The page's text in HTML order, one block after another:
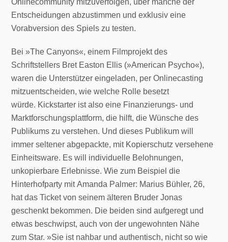
Entscheidungen abzustimmen und exklusiv eine
Vorabversion des Spiels zu testen.
Bei »The Canyons«, einem Filmprojekt des
Schriftstellers Bret Easton Ellis (»American Psycho«),
waren die Unterstützer eingeladen, per Onlinecasting
mitzuentscheiden, wie welche Rolle besetzt
würde. Kickstarter ist also eine Finanzierungs- und
Marktforschungsplattform, die hilft, die Wünsche des
Publikums zu verstehen. Und dieses Publikum will
immer seltener abgepackte, mit Kopierschutz versehene
Einheitsware. Es will individuelle Belohnungen,
unkopierbare Erlebnisse. Wie zum Beispiel die
Hinterhofparty mit Amanda Palmer: Marius Bühler, 26,
hat das Ticket von seinem älteren Bruder Jonas
geschenkt bekommen. Die beiden sind aufgeregt und
etwas beschwipst, auch von der ungewohnten Nähe
zum Star. »Sie ist nahbar und authentisch, nicht so wie